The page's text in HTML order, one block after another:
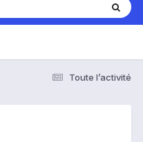
Toute l’activité